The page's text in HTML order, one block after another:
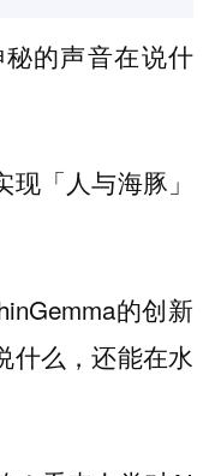
的声音在说什
「人与海豚」
的创新
什么，还能在水